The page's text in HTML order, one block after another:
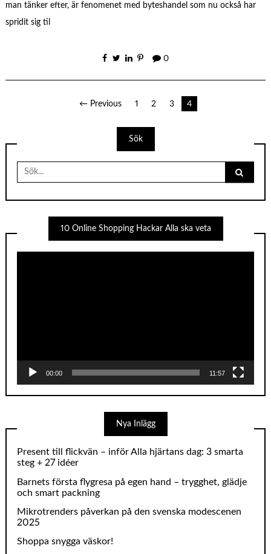
man tänker efter, är fenomenet med byteshandel som nu också har
spridit sig til
0
Sidnumrering
inlägg
← Previous 1 2 3 4
Sök
Search
for:
10 Online Shopping Hackar Alla ska veta
00:00 11:57
Nya Inlägg
Present till flickvän – inför Alla hjärtans dag: 3 smarta
steg + 27 idéer
Barnets första flygresa på egen hand – trygghet, glädje
och smart packning
Mikrotrenders påverkan på den svenska modescenen
2025
Shoppa snygga väskor!